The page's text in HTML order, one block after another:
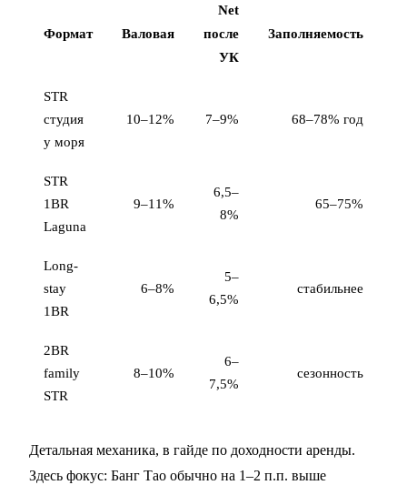
Формат Валовая
Net
после
УК
Заполняемость
STR
студия
у моря
10–12% 7–9% 68–78% год
STR
1BR
Laguna
9–11%
6,5–
8%
65–75%
Long-
stay
1BR
6–8%
5–
6,5%
стабильнее
2BR
family
STR
8–10%
6–
7,5%
сезонность
Детальная механика, в гайде по доходности аренды.
Здесь фокус: Банг Тао обычно на 1–2 п.п. выше